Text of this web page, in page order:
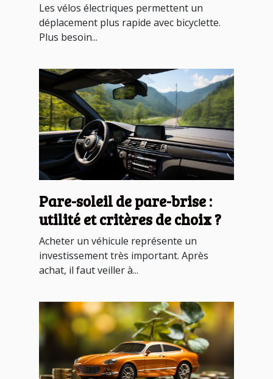
Les vélos électriques permettent un
déplacement plus rapide avec bicyclette.
Plus besoin...
Pare-soleil de pare-brise :
utilité et critères de choix ?
Acheter un véhicule représente un
investissement très important. Après
achat, il faut veiller à...